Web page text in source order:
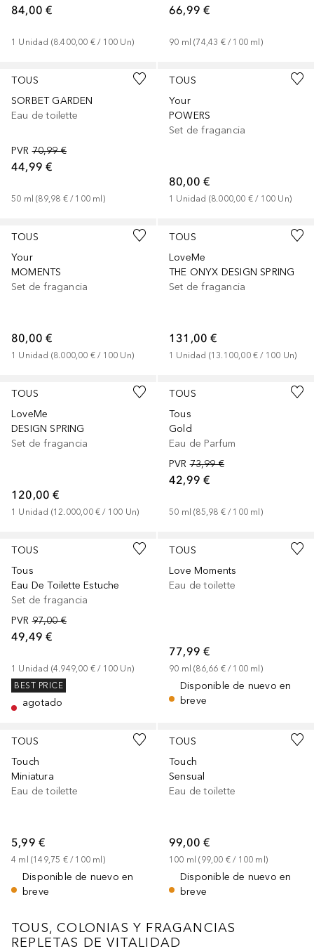
84,00 €
1 Unidad (8.400,00 € / 100 Un)
66,99 €
90 ml (74,43 € / 100 ml)
TOUS
SORBET GARDEN
Eau de toilette
PVR 70,99 €
44,99 €
50 ml (89,98 € / 100 ml)
TOUS
Your
POWERS
Set de fragancia
80,00 €
1 Unidad (8.000,00 € / 100 Un)
TOUS
Your
MOMENTS
Set de fragancia
80,00 €
1 Unidad (8.000,00 € / 100 Un)
TOUS
LoveMe
THE ONYX DESIGN SPRING
Set de fragancia
131,00 €
1 Unidad (13.100,00 € / 100 Un)
TOUS
LoveMe
DESIGN SPRING
Set de fragancia
120,00 €
1 Unidad (12.000,00 € / 100 Un)
TOUS
Tous
Gold
Eau de Parfum
PVR 73,99 €
42,99 €
50 ml (85,98 € / 100 ml)
TOUS
Tous
Eau De Toilette Estuche
Set de fragancia
PVR 97,00 €
49,49 €
1 Unidad (4.949,00 € / 100 Un)
BEST PRICE
agotado
TOUS
Love Moments
Eau de toilette
77,99 €
90 ml (86,66 € / 100 ml)
Disponible de nuevo en
breve
TOUS
Touch
Miniatura
Eau de toilette
5,99 €
4 ml (149,75 € / 100 ml)
Disponible de nuevo en
breve
TOUS
Touch
Sensual
Eau de toilette
99,00 €
100 ml (99,00 € / 100 ml)
Disponible de nuevo en
breve
TOUS, COLONIAS Y FRAGANCIAS
REPLETAS DE VITALIDAD